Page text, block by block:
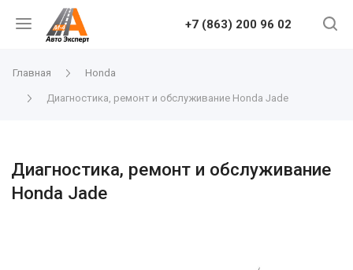
+7 (863) 200 96 02
Главная Honda
Диагностика, ремонт и обслуживание Honda Jade
Диагностика, ремонт и обслуживание
Honda Jade